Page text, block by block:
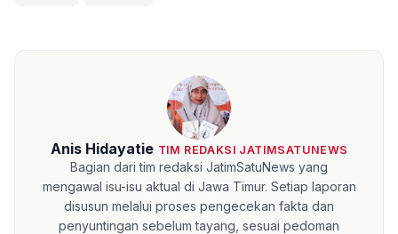
Anis Hidayatie TIM REDAKSI JATIMSATUNEWS
Bagian dari tim redaksi JatimSatuNews yang
mengawal isu-isu aktual di Jawa Timur. Setiap laporan
disusun melalui proses pengecekan fakta dan
penyuntingan sebelum tayang, sesuai pedoman